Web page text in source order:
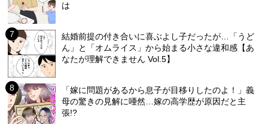
は
結婚前提の付き合いに喜ぶよし子だったが…「うど
ん」と「オムライス」から始まる小さな違和感【あ
なたが理解できません Vol.5】
「嫁に問題があるから息子が目移りしたのよ！」義
母の驚きの見解に唖然…嫁の高学歴が原因だと主
張!?